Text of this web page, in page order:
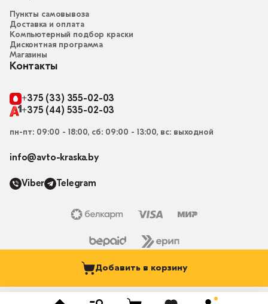
Добавить в корзину
Пункты самовывоза
Доставка и оплата
Компьютерный подбор краски
Дисконтная программа
Магазины
Контакты
+375 (33) 355-02-03
+375 (44) 535-02-03
пн-пт: 09:00 - 18:00, сб: 09:00 - 13:00, вс: выходной
info@avto-kraska.by
Viber Telegram
© 2015-2026, Магазин “Автокраска” avto-kraska.by